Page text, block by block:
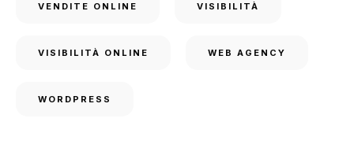
VENDITE ONLINE VISIBILITÀ
VISIBILITÀ ONLINE WEB AGENCY
WORDPRESS